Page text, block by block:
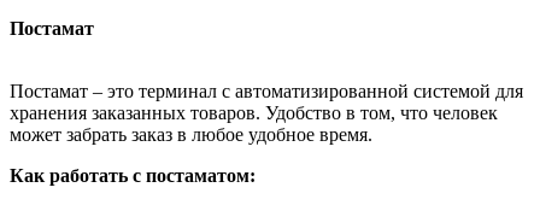
Постамат
Постамат – это терминал с автоматизированной системой для
хранения заказанных товаров. Удобство в том, что человек
может забрать заказ в любое удобное время.
Как работать с постаматом: